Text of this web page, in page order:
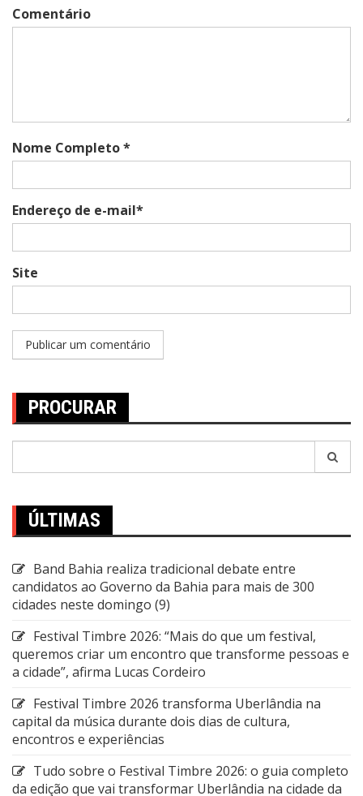
Comentário
Nome Completo *
Endereço de e-mail*
Site
PROCURAR
ÚLTIMAS
Band Bahia realiza tradicional debate entre
candidatos ao Governo da Bahia para mais de 300
cidades neste domingo (9)
Festival Timbre 2026: “Mais do que um festival,
queremos criar um encontro que transforme pessoas e
a cidade”, afirma Lucas Cordeiro
Festival Timbre 2026 transforma Uberlândia na
capital da música durante dois dias de cultura,
encontros e experiências
Tudo sobre o Festival Timbre 2026: o guia completo
da edição que vai transformar Uberlândia na cidade da